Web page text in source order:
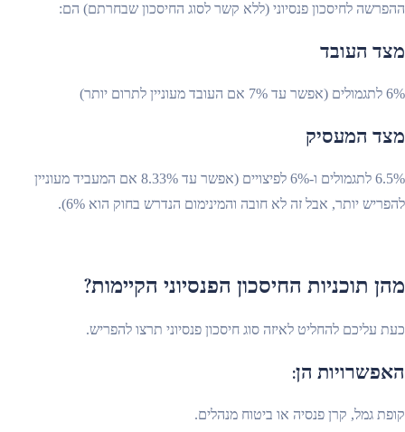
ההפרשה לחיסכון פנסיוני (ללא קשר לסוג החיסכון שבחרתם) הם:
מצד העובד
6% לתגמולים (אפשר עד 7% אם העובד מעוניין לתרום יותר)
מצד המעסיק
6.5% לתגמולים ו-6% לפיצויים (אפשר עד 8.33% אם המעביד מעוניין
להפריש יותר, אבל זה לא חובה והמינימום הנדרש בחוק הוא 6%).
מהן תוכניות החיסכון הפנסיוני הקיימות?
כעת עליכם להחליט לאיזה סוג חיסכון פנסיוני תרצו להפריש.
האפשרויות הן:
קופת גמל, קרן פנסיה או ביטוח מנהלים.